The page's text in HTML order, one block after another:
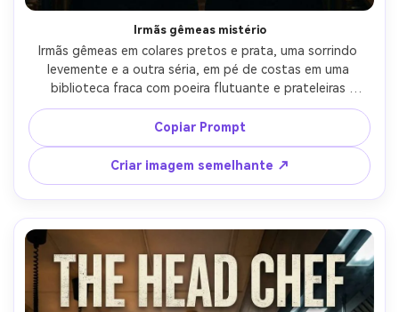
Irmãs gêmeas mistério
Irmãs gêmeas em colares pretos e prata, uma sorrindo
levemente e a outra séria, em pé de costas em uma
biblioteca fraca com poeira flutuante e prateleiras
imponentes, iluminação claroscuro humorística, design de
pôster cinematográfico com espaço de título centrado e
bloco de faturamento de impressão fina, Canon R6, 85mm
f/1.4, enquadramento apertado da cintura, humor
suspenseful, poros da pele realistas, grão de filme sutil,
alta resolução, espaço negativo limpo, sem logotipos-AR
4:5
Copiar Prompt
Criar imagem semelhante ↗